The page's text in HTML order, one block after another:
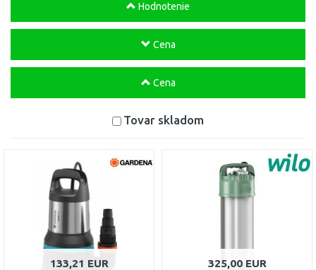
Hodnotenie
Cena
Cena
Tovar skladom
133,21 EUR 325,00 EUR